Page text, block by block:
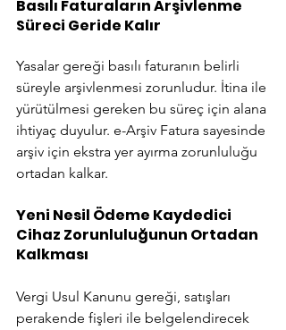
Basılı Faturaların Arşivlenme
Süreci Geride Kalır
Yasalar gereği basılı faturanın belirli
süreyle arşivlenmesi zorunludur. İtina ile
yürütülmesi gereken bu süreç için alana
ihtiyaç duyulur. e-Arşiv Fatura sayesinde
arşiv için ekstra yer ayırma zorunluluğu
ortadan kalkar.
Yeni Nesil Ödeme Kaydedici
Cihaz Zorunluluğunun Ortadan
Kalkması
Vergi Usul Kanunu gereği, satışları
perakende fişleri ile belgelendirecek